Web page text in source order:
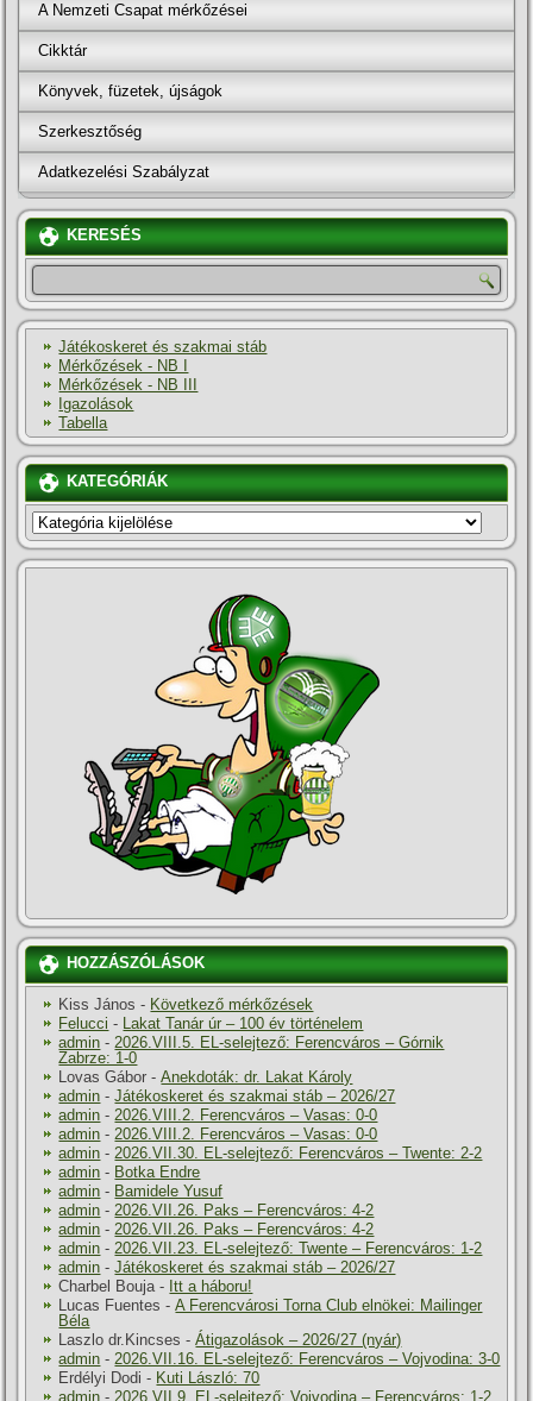
A Nemzeti Csapat mérkőzései
Cikktár
Könyvek, füzetek, újságok
Szerkesztőség
Adatkezelési Szabályzat
KERESÉS
Játékoskeret és szakmai stáb
Mérkőzések - NB I
Mérkőzések - NB III
Igazolások
Tabella
KATEGÓRIÁK
KATEGÓRIÁK
HOZZÁSZÓLÁSOK
Kiss János - Következő mérkőzések
Felucci - Lakat Tanár úr – 100 év történelem
admin -2026.VIII.5. EL-selejtező: Ferencváros – Górnik
Zabrze: 1-0
Lovas Gábor -Anekdoták: dr. Lakat Károly
admin -Játékoskeret és szakmai stáb – 2026/27
admin -2026.VIII.2. Ferencváros – Vasas: 0-0
admin -2026.VIII.2. Ferencváros – Vasas: 0-0
admin -2026.VII.30. EL-selejtező: Ferencváros – Twente: 2-2
admin - Botka Endre
admin - Bamidele Yusuf
admin -2026.VII.26. Paks – Ferencváros: 4-2
admin -2026.VII.26. Paks – Ferencváros: 4-2
admin -2026.VII.23. EL-selejtező: Twente – Ferencváros: 1-2
admin -Játékoskeret és szakmai stáb – 2026/27
Charbel Bouja- Itt a háboru!
Lucas Fuentes -A Ferencvárosi Torna Club elnökei: Mailinger
Béla
Laszlo dr.Kincses -Átigazolások – 2026/27 (nyár)
admin -2026.VII.16. EL-selejtező: Ferencváros – Vojvodina: 3-0
Erdélyi Dodi - Kuti László: 70
admin - 2026.VII.9. EL-selejtező: Vojvodina – Ferencváros: 1-2